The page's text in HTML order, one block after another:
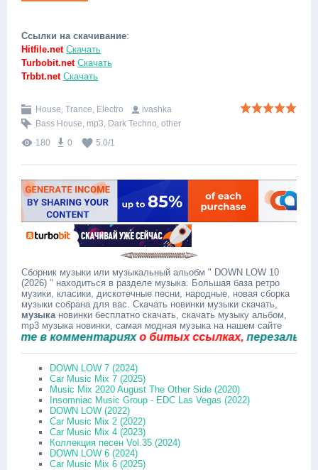
Ссылки на скачивание:
Hitfile.net Скачать
Turbobit.net Скачать
Trbbt.net Скачать
House, Trance, Electro
ivashka
Bass House, mp3, Dark Techno, other
180
0 5.0/1
Сборник музыки или музыкальный альобм " DOWN LOW 10
(2026) " находиться в разделе музыка. Большая база ретро
музики, класики, дискотечные песни, народные, новая сборка
музыки собрана для вас. Скачать новинки музыки скачать,
музыкановинки бесплатно скачать, скачать музыку альбом,
mp3 музыка новинки, самая модная музыка на нашем сайте
в комментарияхо битых ссылках,перезальём
DOWN LOW 7 (2024)
Car Music Mix 7 (2025)
Music Mix 2020 August The Other Side (2020)
Insomniac Music Group - EDC Las Vegas (2022)
DOWN LOW (2022)
Car Music Mix 2 (2022)
Car Music Mix 4 (2023)
Коллекция песен Vol.35 (2024)
DOWN LOW 6 (2024)
Car Music Mix 6 (2025)